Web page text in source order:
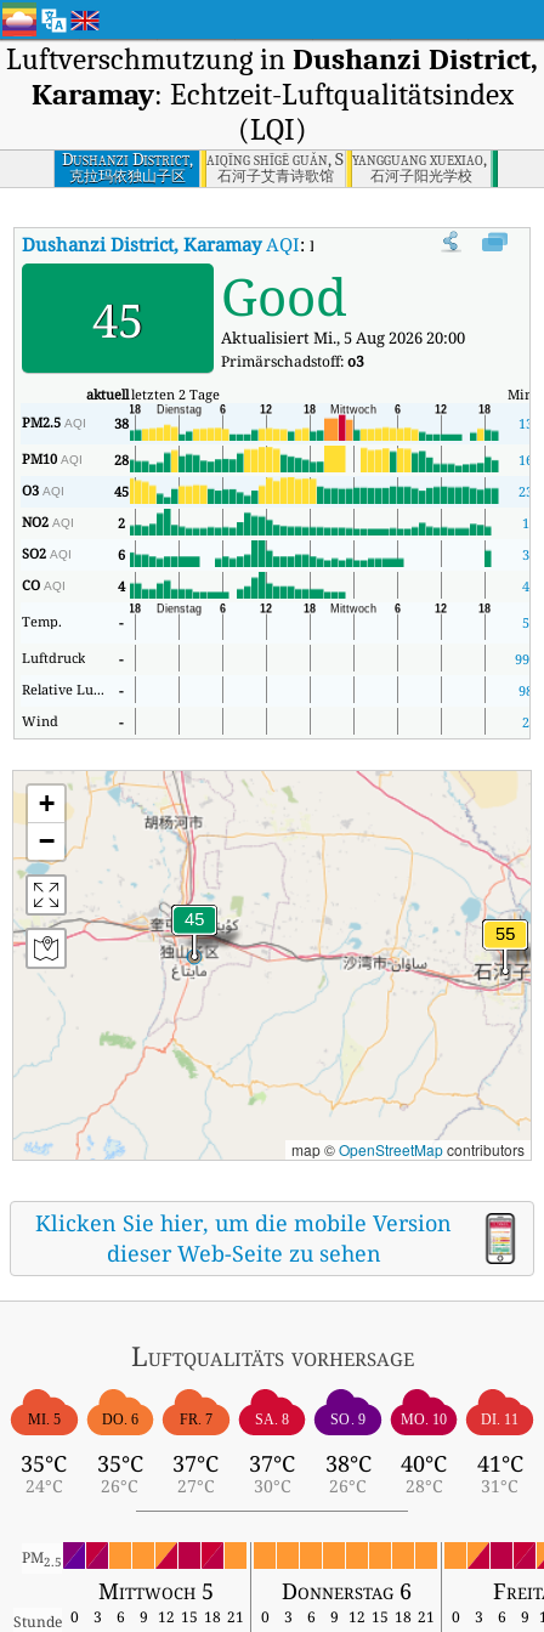
Luftverschmutzung in Dushanzi District,
Karamay: Echtzeit-Luftqualitätsindex
(LQI)
Dushanzi District,
Karamay
克拉玛依独山子区
aiqīng shīgē guǎn, Shihezi
石河子艾青诗歌馆
yangguang xuexiao, Shihezi
石河子阳光学校
Dushanzi District, KaramayAQI:Dushanzi District, Karamay
45 Good
Aktualisiert Mi., 5 Aug 2026 20:00
Primärschadstoff:o3
aktuellletzten 2 Tage
PM2.5AQI 38
13
PM10AQI 28
16
O3AQI 45
23
NO2AQI 2
1
SO2AQI 6
3
COAQI 4
4
Temp.
-
5
Luftdruck
-
992
Relative Luftfeuchtigkeit
-
98
Wind
- 2
+
−
map ©OpenStreetMapcontributors
Klicken Sie hier, um die mobile Version
dieser Web-Seite zu sehen
Luftqualitäts vorhersage
MI. 5
35°C
24°C
DO. 6
35°C
26°C
FR. 7
37°C
27°C
SA. 8
37°C
30°C
SO. 9
38°C
26°C
MO. 10
40°C
28°C
DI. 11
41°C
31°C
PM2.5
Mittwoch 5 Donnerstag 6
Stunde 0 3 6 9 12 15 18 21 0 3 6 9 12 15 18 21 0 3 6 9